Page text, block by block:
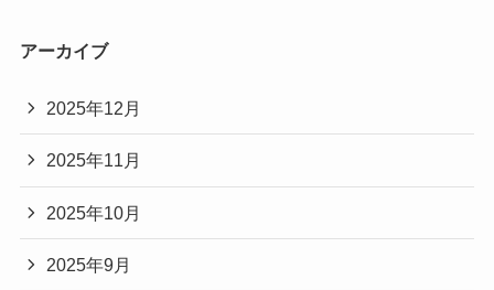
アーカイブ
2025年12月
2025年11月
2025年10月
2025年9月